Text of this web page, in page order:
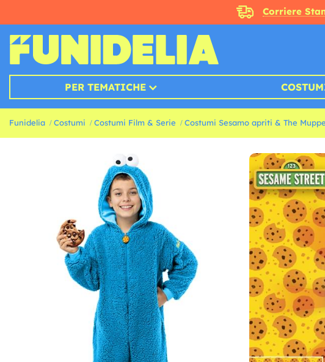
Corriere
PER TEMATICHE
Funidelia Costumi Costumi Film & Serie Costumi Sesamo apriti & The